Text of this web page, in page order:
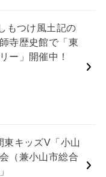
もつけ風土記の
寺歴史館で「東
ー」開催中！
東キッズV「小山
（兼小山市総合